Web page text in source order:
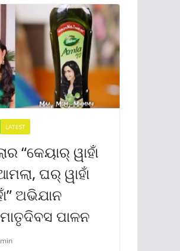
LATEST
“କେୟାର୍ ୱାହାଁ
ଘର୍ ୱାହାଁ
ଅଭିଯାନ
ପାଳନ